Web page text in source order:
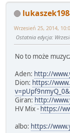
Wrzesień 25, 2014,
Ostatnia edycja:
No to może
Aden: http://
Dion: https://
Giran: http://
HV Mix - https://
albo: https://